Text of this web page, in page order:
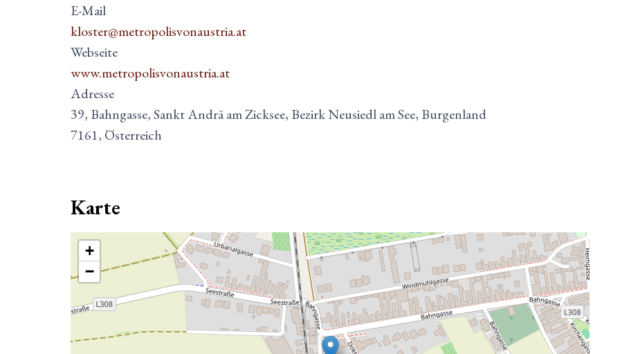
E-Mail
kloster@metropolisvonaustria.at
Webseite
www.metropolisvonaustria.at
Adresse
39, Bahngasse, Sankt Andrä am Zicksee, Bezirk Neusiedl am See, Burgenland
7161, Österreich
Karte
+
−